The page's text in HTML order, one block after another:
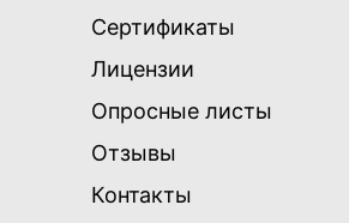
Сертификаты
Лицензии
Опросные листы
Отзывы
Контакты